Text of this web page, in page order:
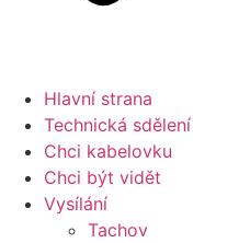
Hlavní strana
Technická sdělení
Chci kabelovku
Chci být vidět
Vysílání
Tachov